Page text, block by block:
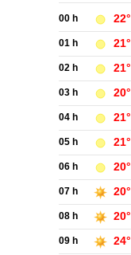
00 h 22°
01 h 21°
02 h 21°
03 h 20°
04 h 21°
05 h 21°
06 h 20°
07 h 20°
08 h 20°
09 h 24°